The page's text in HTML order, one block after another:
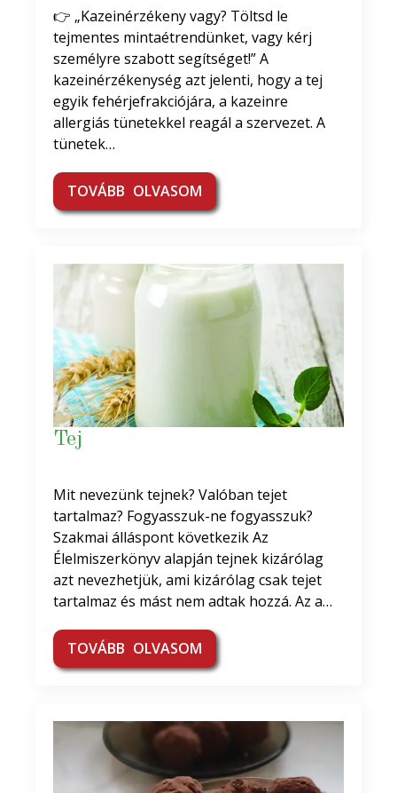
👉 „Kazeinérzékeny vagy? Töltsd le
tejmentes mintaétrendünket, vagy kérj
személyre szabott segítséget!” A
kazeinérzékenység azt jelenti, hogy a tej
egyik fehérjefrakciójára, a kazeinre
allergiás tünetekkel reagál a szervezet. A
tünetek…
TOVÁBB OLVASOM
Tej
Mit nevezünk tejnek? Valóban tejet
tartalmaz? Fogyasszuk-ne fogyasszuk?
Szakmai álláspont következik Az
Élelmiszerkönyv alapján tejnek kizárólag
azt nevezhetjük, ami kizárólag csak tejet
tartalmaz és mást nem adtak hozzá. Az a…
TOVÁBB OLVASOM